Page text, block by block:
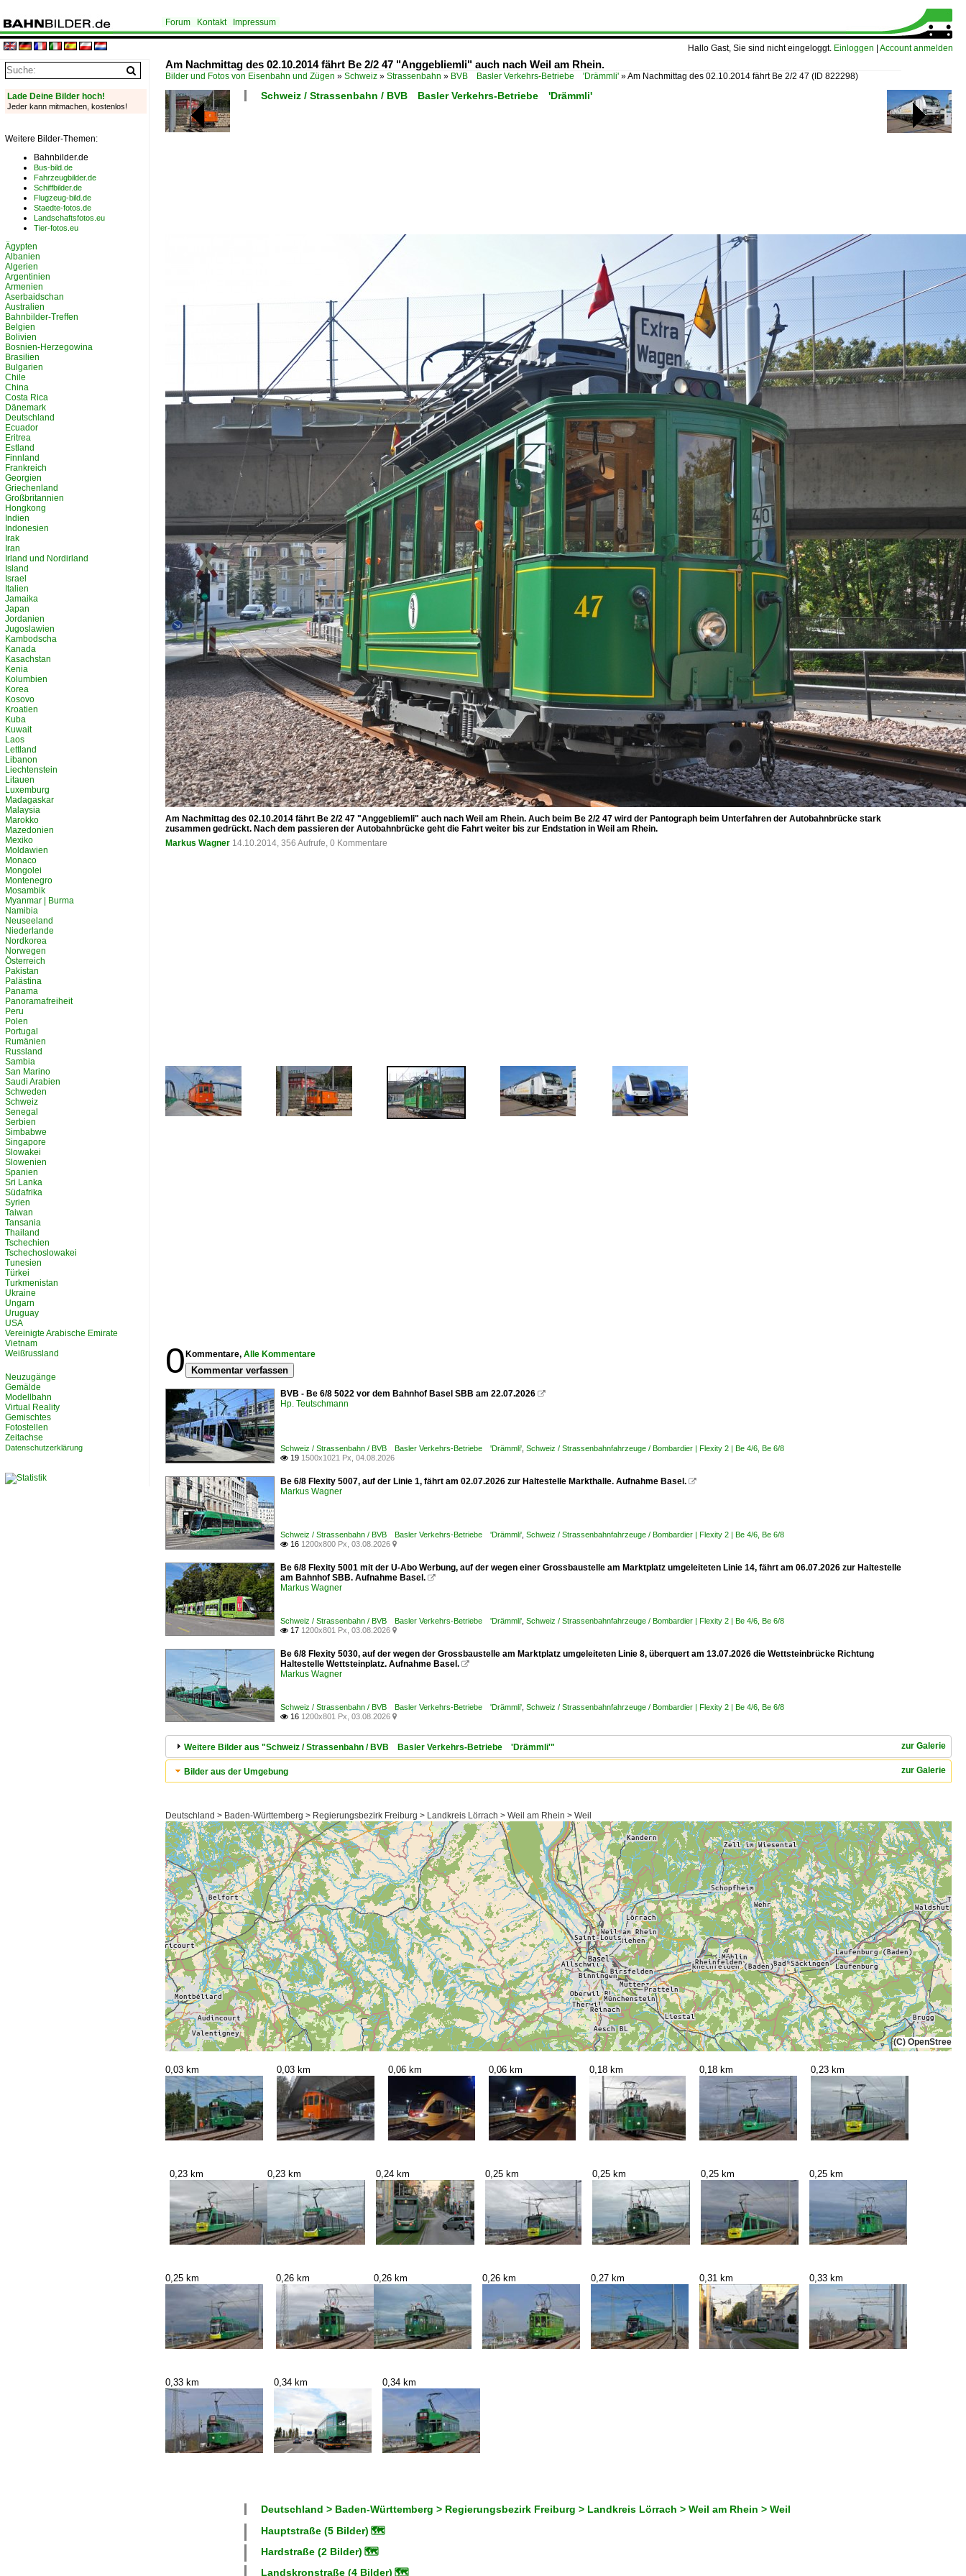
Hallo Gast, Sie sind nicht eingeloggt. Einloggen Account anmelden
Forum Kontakt Impressum
Am Nachmittag des 02.10.2014 fährt Be 2/2 47 "Anggebliemli" auch nach Weil am Rhein.
Bilder und Fotos von Eisenbahn und Zügen » Schweiz » Strassenbahn » BVB Basler Verkehrs-Betriebe 'Drämmli' »Am Nachmittag des 02.10.2014 fährt Be 2/2 47 (ID 822298)
Schweiz / Strassenbahn / BVB Basler Verkehrs-Betriebe 'Drämmli'
Am Nachmittag des 02.10.2014 fährt Be 2/2 47 "Anggebliemli" auch nach Weil am Rhein. Auch beim Be 2/2 47 wird der Pantograph beim Unterfahren der Autobahnbrücke stark
zusammen gedrückt. Nach dem passieren der Autobahnbrücke geht die Fahrt weiter bis zur Endstation in Weil am Rhein.
Markus Wagner 14.10.2014, 356 Aufrufe, 0 Kommentare
0 Kommentare, Alle Kommentare
Kommentar verfassen
BVB - Be 6/8 5022 vor dem Bahnhof Basel SBB am 22.07.2026 
Hp. Teutschmann
Schweiz / Strassenbahn / BVB Basler Verkehrs-Betriebe 'Drämmli' Schweiz / Strassenbahnfahrzeuge / Bombardier | Flexity 2 | Be 4/6, Be 6/8
 19 1500x1021 Px, 04.08.2026
Be 6/8 Flexity 5007, auf der Linie 1, fährt am 02.07.2026 zur Haltestelle Markthalle. Aufnahme Basel. 
Markus Wagner
Schweiz / Strassenbahn / BVB Basler Verkehrs-Betriebe 'Drämmli' Schweiz / Strassenbahnfahrzeuge / Bombardier | Flexity 2 | Be 4/6, Be 6/8
 16 1200x800 Px, 03.08.2026 
Be 6/8 Flexity 5001 mit der U-Abo Werbung, auf der wegen einer Grossbaustelle am Marktplatz umgeleiteten Linie 14, fährt am 06.07.2026 zur Haltestelle
am Bahnhof SBB. Aufnahme Basel. 
Markus Wagner
Schweiz / Strassenbahn / BVB Basler Verkehrs-Betriebe 'Drämmli' Schweiz / Strassenbahnfahrzeuge / Bombardier | Flexity 2 | Be 4/6, Be 6/8
 17 1200x801 Px, 03.08.2026 
Be 6/8 Flexity 5030, auf der wegen der Grossbaustelle am Marktplatz umgeleiteten Linie 8, überquert am 13.07.2026 die Wettsteinbrücke Richtung
Haltestelle Wettsteinplatz. Aufnahme Basel. 
Markus Wagner
Schweiz / Strassenbahn / BVB Basler Verkehrs-Betriebe 'Drämmli' Schweiz / Strassenbahnfahrzeuge / Bombardier | Flexity 2 | Be 4/6, Be 6/8
 16 1200x801 Px, 03.08.2026 
zur Galerie
Weitere Bilder aus "Schweiz / Strassenbahn / BVB Basler Verkehrs-Betriebe 'Drämmli'"
zur Galerie
Bilder aus der Umgebung
Deutschland > Baden-Württemberg > Regierungsbezirk Freiburg > Landkreis Lörrach > Weil am Rhein > Weil
(C)
0,03 km 0,03 km 0,06 km 0,06 km 0,18 km 0,18 km 0,23 km
0,23 km 0,23 km 0,24 km 0,25 km 0,25 km 0,25 km 0,25 km
0,25 km 0,26 km 0,26 km 0,26 km 0,27 km 0,31 km 0,33 km
0,33 km 0,34 km 0,34 km
Deutschland > Baden-Württemberg > Regierungsbezirk Freiburg > Landkreis Lörrach > Weil am Rhein > Weil
Hauptstraße (5 Bilder) 🗺
Hardstraße (2 Bilder) 🗺
Landskronstraße (4 Bilder) 🗺
Lade Deine Bilder hoch!
Jeder kann mitmachen, kostenlos!
Weitere Bilder-Themen:
Bahnbilder.de
Bus-bild.de
Fahrzeugbilder.de
Schiffbilder.de
Flugzeug-bild.de
Staedte-fotos.de
Landschaftsfotos.eu
Tier-fotos.eu
Ägypten
Albanien
Algerien
Argentinien
Armenien
Aserbaidschan
Australien
Bahnbilder-Treffen
Belgien
Bolivien
Bosnien-Herzegowina
Brasilien
Bulgarien
Chile
China
Costa Rica
Dänemark
Deutschland
Ecuador
Eritrea
Estland
Finnland
Frankreich
Georgien
Griechenland
Großbritannien
Hongkong
Indien
Indonesien
Irak
Iran
Irland und Nordirland
Island
Israel
Italien
Jamaika
Japan
Jordanien
Jugoslawien
Kambodscha
Kanada
Kasachstan
Kenia
Kolumbien
Korea
Kosovo
Kroatien
Kuba
Kuwait
Laos
Lettland
Libanon
Liechtenstein
Litauen
Luxemburg
Madagaskar
Malaysia
Marokko
Mazedonien
Mexiko
Moldawien
Monaco
Mongolei
Montenegro
Mosambik
Myanmar | Burma
Namibia
Neuseeland
Niederlande
Nordkorea
Norwegen
Österreich
Pakistan
Palästina
Panama
Panoramafreiheit
Peru
Polen
Portugal
Rumänien
Russland
Sambia
San Marino
Saudi Arabien
Schweden
Schweiz
Senegal
Serbien
Simbabwe
Singapore
Slowakei
Slowenien
Spanien
Sri Lanka
Südafrika
Syrien
Taiwan
Tansania
Thailand
Tschechien
Tschechoslowakei
Tunesien
Türkei
Turkmenistan
Ukraine
Ungarn
Uruguay
USA
Vereinigte Arabische Emirate
Vietnam
Weißrussland
Neuzugänge
Gemälde
Modellbahn
Virtual Reality
Gemischtes
Fotostellen
Zeitachse
Datenschutzerklärung